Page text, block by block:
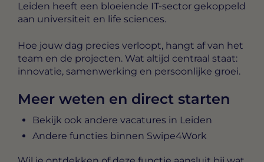
Leiden heeft een bloeiende IT-sector gekoppeld
aan universiteit en life sciences.
Hoe jouw dag precies verloopt, hangt af van het
team en de projecten. Wat altijd centraal staat:
innovatie, samenwerking en persoonlijke groei.
Meer weten en direct starten
Bekijk ook andere vacatures in Leiden
Andere functies binnen Swipe4Work